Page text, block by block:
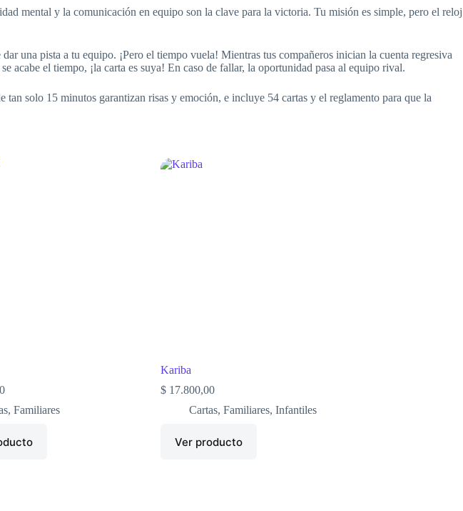
mental y la comunicación en equipo son la clave para la victoria. Tu misión es simple, pero el reloj
una pista a tu equipo. ¡Pero el tiempo vuela! Mientras tus compañeros inician la cuenta regresiva
acabe el tiempo, ¡la carta es suya! En caso de fallar, la oportunidad pasa al equipo rival.
solo 15 minutos garantizan risas y emoción, e incluye 54 cartas y el reglamento para que la
,Familiares
Kariba
$17.800,00
Cartas, Familiares, Infantiles
Ver producto